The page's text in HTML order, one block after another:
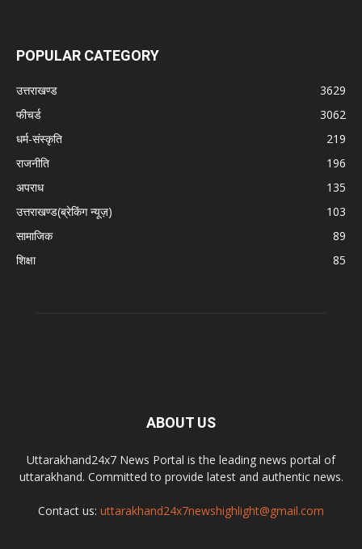
POPULAR CATEGORY
उत्तराखण्ड
3629
फीचर्ड
3062
धर्म-संस्कृति
219
राजनीति
196
अपराध
135
उत्तराखण्ड(ब्रेकिंग न्यूज़)
103
सामाजिक
89
शिक्षा
85
ABOUT US
Uttarakhand24x7 News Portal is the leading news portal of
uttarakhand. Committed to provide latest and authentic news.
Contact us: uttarakhand24x7newshighlight@gmail.com